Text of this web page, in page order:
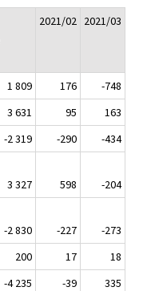
2021/02 2021/03
1 809 176
-748
3 631 95
163
-2 319 -290
-434
3 327 598
-204
-2 830 -227
-273
200 17
18
-4 235 -39
335